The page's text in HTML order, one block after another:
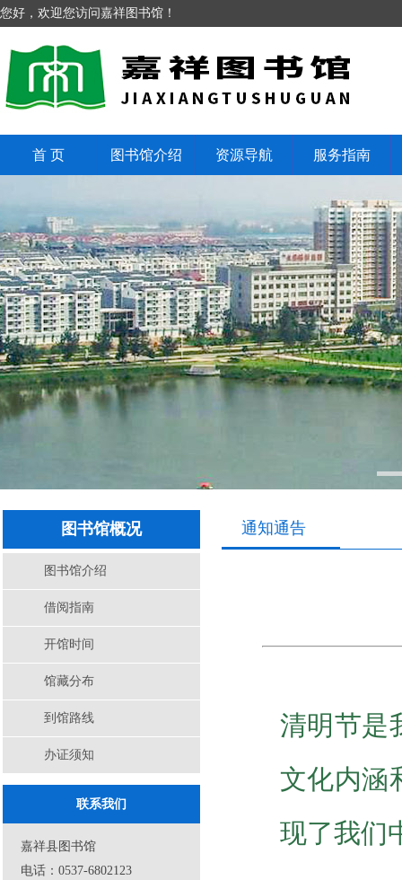
您好，欢迎您访问嘉祥图书馆！
首 页 图书馆介绍 资源导航 服务指南
图书馆概况
图书馆介绍
借阅指南
开馆时间
馆藏分布
到馆路线
办证须知
联系我们
嘉祥县图书馆
电话：0537-6802123
通知通告
清明节是
文化内涵
现了我们